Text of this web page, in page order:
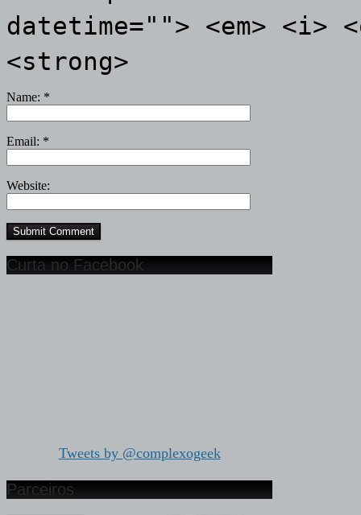
datetime=""> <em> <i>
<strong>
Name: *
Email: *
Website:
Curta no Facebook
Tweets by @complexogeek
Parceiros